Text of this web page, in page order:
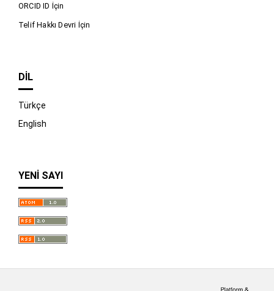
ORCID ID İçin
Telif Hakkı Devri İçin
DIL
Türkçe
English
YENI SAYI